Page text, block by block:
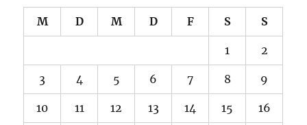
M D M D F S S
1 2
3 4 5 6 7 8 9
10 11 12 13 14 15 16